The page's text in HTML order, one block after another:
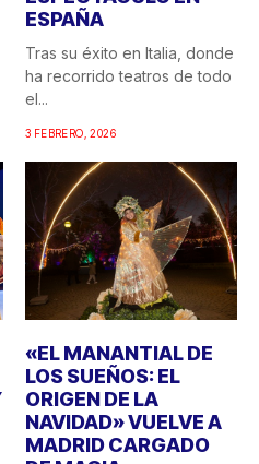
ESPAÑA
Tras su éxito en Italia, donde
ha recorrido teatros de todo
el...
3 FEBRERO, 2026
«EL MANANTIAL DE
LOS SUEÑOS: EL
ORIGEN DE LA
NAVIDAD» VUELVE A
MADRID CARGADO